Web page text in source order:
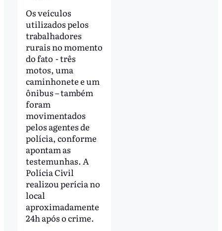
Os veículos
utilizados pelos
trabalhadores
rurais no momento
do fato - três
motos, uma
caminhonete e um
ônibus – também
foram
movimentados
pelos agentes de
polícia, conforme
apontam as
testemunhas. A
Polícia Civil
realizou perícia no
local
aproximadamente
24h após o crime.